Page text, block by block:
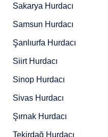
Sakarya Hurdacı
Samsun Hurdacı
Şanlıurfa Hurdacı
Siirt Hurdacı
Sinop Hurdacı
Sivas Hurdacı
Şırnak Hurdacı
Tekirdağ Hurdacı